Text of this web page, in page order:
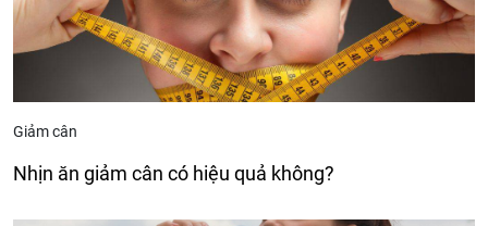
Giảm cân
Nhịn ăn giảm cân có hiệu quả không?